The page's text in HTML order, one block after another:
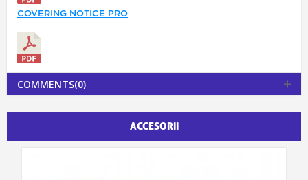
COVERING NOTICE PRO
COMMENTS(0)
ACCESORII